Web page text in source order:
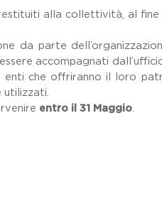
alla collettività, al fine
da parte
accompagnati
enti che offriranno il loro
utilizzati.
entro il 31 Maggio.